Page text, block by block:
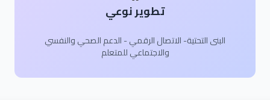
تطوير نوعي
البنى التحتية- الاتصال الرقمي - الدعم الصحي والنفسي
والاجتماعي للمتعلم